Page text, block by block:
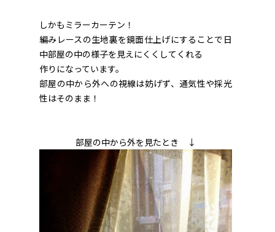
しかもミラーカーテン！
編みレースの生地裏を鏡面仕上げにすることで日
中部屋の中の様子を見えにくくしてくれる
作りになっています。
部屋の中から外への視線は妨げず、通気性や採光
性はそのまま！
部屋の中から外を見たとき ↓